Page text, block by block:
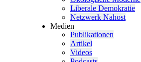
Liberale Demokratie
Netzwerk Nahost
Medien
Publi­ka­tionen
Artikel
Videos